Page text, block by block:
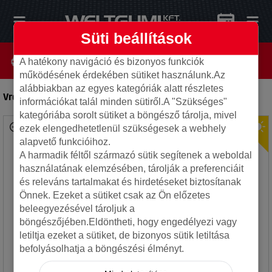
Vredestein 225/70R15C 112S Comtrac 2-Kisteher gumi
Süti beállítások
A hatékony navigáció és bizonyos funkciók
működésének érdekében sütiket használunk.Az
alábbiakban az egyes kategóriák alatt részletes
információkat talál minden sütiről.A "Szükséges"
kategóriába sorolt sütiket a böngésző tárolja, mivel
ezek elengedhetetlenül szükségesek a webhely
alapvető funkcióihoz.
A harmadik féltől származó sütik segítenek a weboldal
használatának elemzésében, tárolják a preferenciáit
és releváns tartalmakat és hirdetéseket biztosítanak
Önnek. Ezeket a sütiket csak az Ön előzetes
beleegyezésével tároljuk a
böngészőjében.Eldöntheti, hogy engedélyezi vagy
letiltja ezeket a sütiket, de bizonyos sütik letiltása
befolyásolhatja a böngészési élményt.